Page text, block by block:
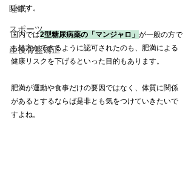
睡眠
スポーツ
産後骨盤矯正
います。
国内では2型糖尿病薬の「マンジャロ」 が一般の方で
も処方ができるように認可されたのも、肥満による
健康リスクを下げるといった目的もあります。
肥満が運動や食事だけの要因ではなく、体質に関係
があるとするならば是非とも気をつけていきたいで
すよね。